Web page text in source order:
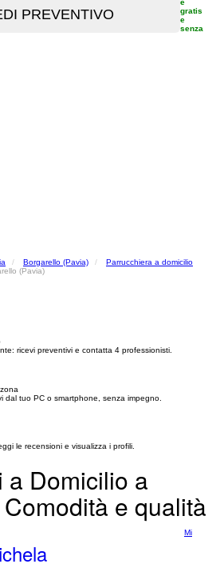
è
gratis
e
senza
Borgarello (Pavia)
Parrucchiera a domicilio
(Pavia)
ricevi preventivi e contatta 4 professionisti.
dal tuo PC o smartphone, senza impegno.
le recensioni e visualizza i profili.
a Domicilio a
e qualità
Mi